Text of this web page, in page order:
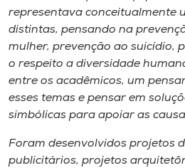
Unoesc
Store
Selecione
o idioma
representava conceitualmente
distintas, pensando na
mulher, prevenção ao suicídio,
o respeito a diversidade
entre os acadêmicos, um
esses temas e pensar em
simbólicas para apoiar as
Foram desenvolvidos projetos
publicitários, projetos